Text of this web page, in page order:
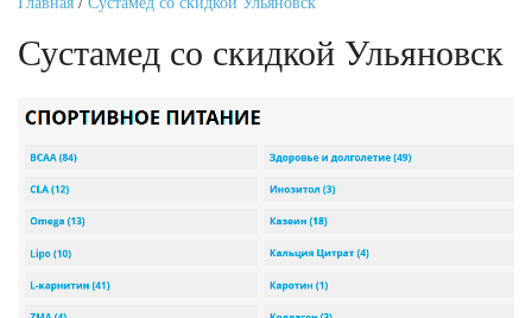
Сустамед со скидкой Ульяновск